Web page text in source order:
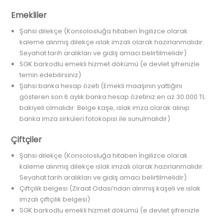
Emekliler
Şahsi dilekçe (Konsolosluğa hitaben İngilizce olarak
kaleme alınmış dilekçe ıslak imzalı olarak hazırlanmalıdır.
Seyahat tarih aralıkları ve gidiş amacı belirtilmelidir)
SGK barkodlu emekli hizmet dökümü (e devlet şifrenizle
temin edebilirsiniz)
Şahsi banka hesap özeti (Emekli maaşının yattığını
gösteren son 6 aylık banka hesap özetiniz en az 30.000 TL
bakiyeli olmalıdır. Belge kaşe, ıslak imza olarak alınıp
banka imza sirküleri fotokopisi ile sunulmalıdır)
Çiftçiler
Şahsi dilekçe (Konsolosluğa hitaben İngilizce olarak
kaleme alınmış dilekçe ıslak imzalı olarak hazırlanmalıdır.
Seyahat tarih aralıkları ve gidiş amacı belirtilmelidir)
Çiftçilik belgesi (Ziraat Odası’ndan alınmış kaşeli ve ıslak
imzalı çiftçilik belgesi)
SGK barkodlu emekli hizmet dökümü (e devlet şifrenizle